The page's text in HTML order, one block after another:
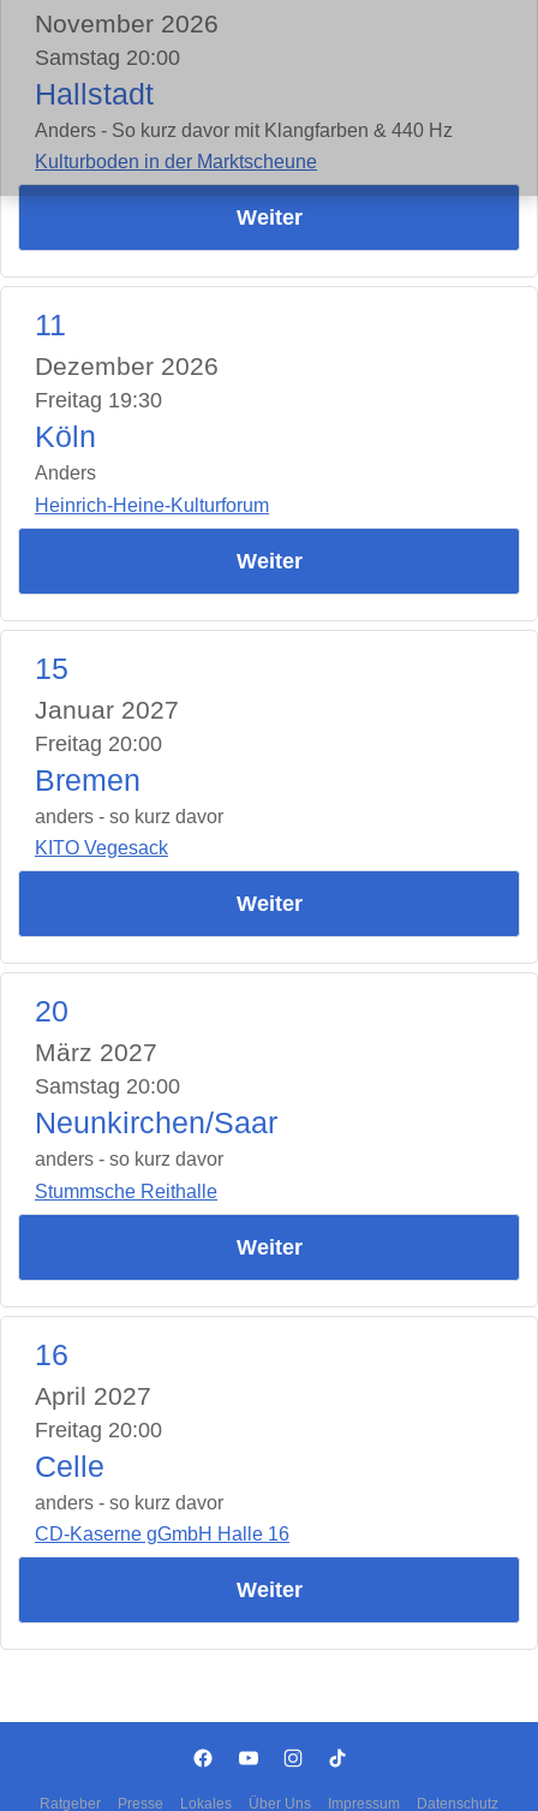
November 2026
Samstag 20:00
Hallstadt
Anders - So kurz davor mit Klangfarben & 440 Hz
Kulturboden in der Marktscheune
Weiter
11
Dezember 2026
Freitag 19:30
Köln
Anders
Heinrich-Heine-Kulturforum
Weiter
15
Januar 2027
Freitag 20:00
Bremen
anders - so kurz davor
KITO Vegesack
Weiter
20
März 2027
Samstag 20:00
Neunkirchen/Saar
anders - so kurz davor
Stummsche Reithalle
Weiter
16
April 2027
Freitag 20:00
Celle
anders - so kurz davor
CD-Kaserne gGmbH Halle 16
Weiter
Ratgeber Presse Lokales Über Uns Impressum Datenschutz